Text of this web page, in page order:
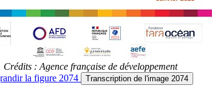
Crédits : Agence française de développement
la figure 2074 Transcription de l'image 2074